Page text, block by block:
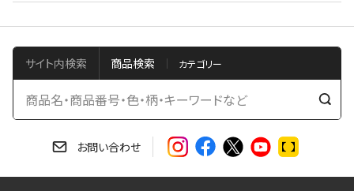
サイト内検索 商品検索
検
お問い合わせ